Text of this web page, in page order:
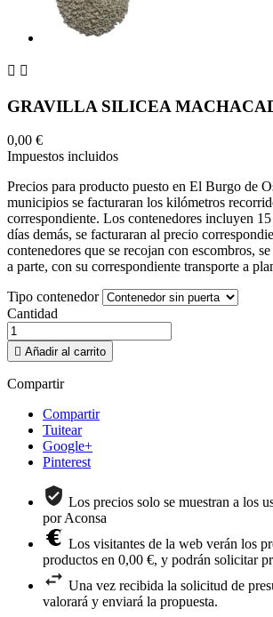
 
GRAVILLA SILICEA
0,00 €
Impuestos incluidos
Precios para producto puesto en El Burgo de
municipios se facturaran los kilómetros
correspondiente. Los contenedores incluyen
días demás, se facturaran al precio
contenedores que se recojan con escombros,
a parte, con su correspondiente transporte a
Tipo contenedor
Cantidad
 Añadir al carrito
Compartir
Compartir
Tuitear
Google+
Pinterest
Los precios solo se muestran a los
por Aconsa
Los visitantes de la web verán los
productos en 0,00 €, y podrán solicitar
Una vez recibida la solicitud de
valorará y enviará la propuesta.